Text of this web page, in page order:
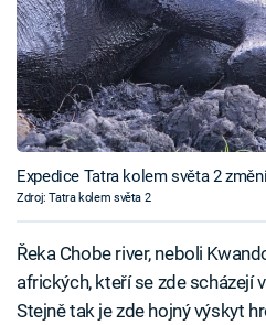
Expedice Tatra kolem světa 2
Zdroj: Tatra kolem světa 2
Řeka Chobe river, neboli
afrických, kteří se zde scházejí
Stejně tak je zde hojný výskyt